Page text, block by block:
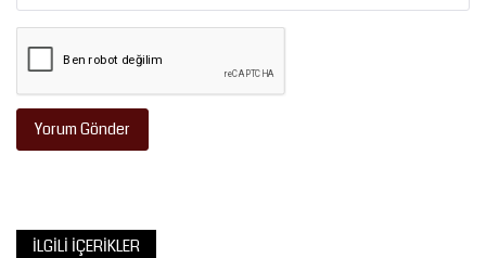
Yorum Gönder
İLGILI İÇERIKLER